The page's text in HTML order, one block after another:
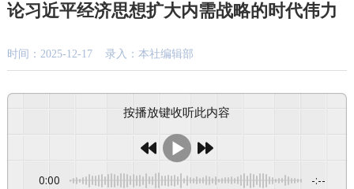
论习近平经济思想扩大内需战略的时代伟力
时间：2025-12-17 录入：本社编辑部
按播放键收听此内容
0:00 -:--